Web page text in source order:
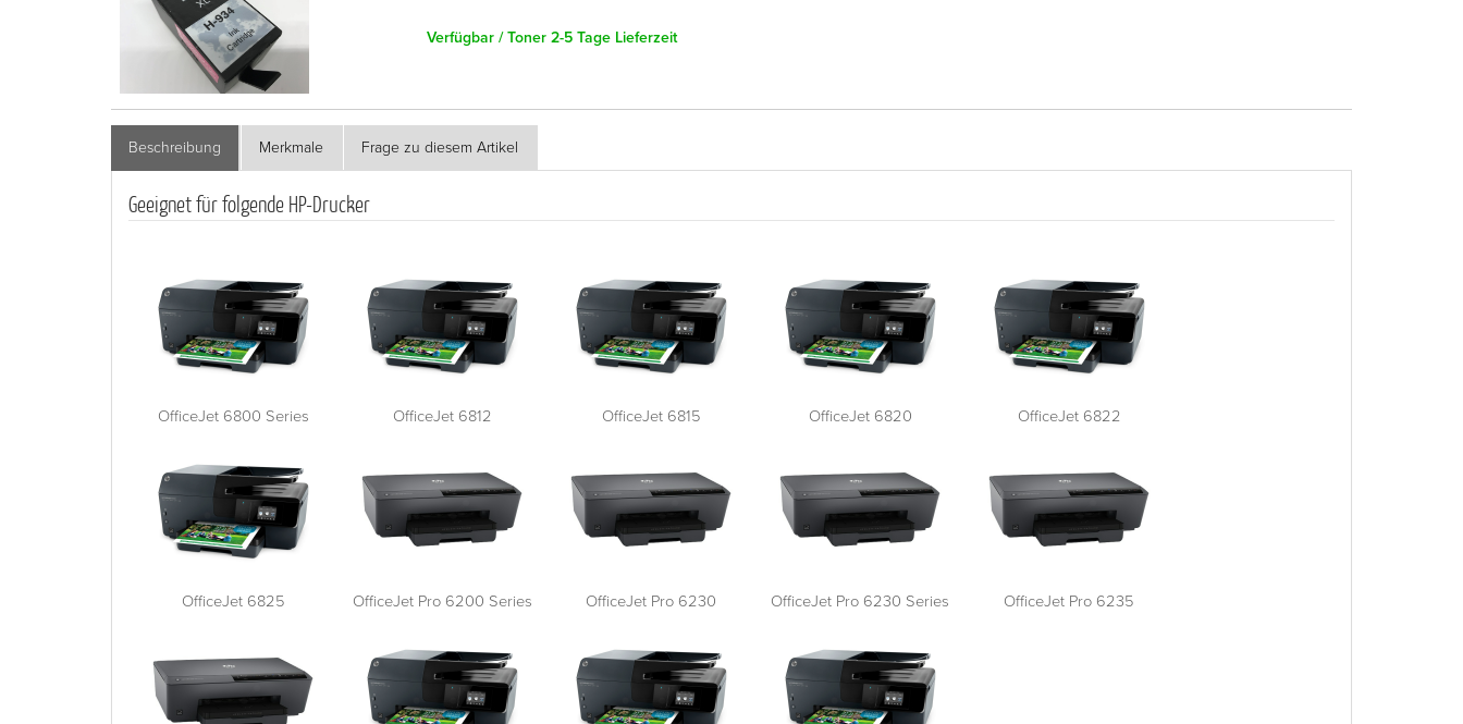
Verfügbar / Toner 2-5 Tage Lieferzeit
Beschreibung Merkmale Frage zu diesem Artikel
Geeignet für folgende HP-Drucker
OfficeJet 6800 Series OfficeJet 6812 OfficeJet 6815 OfficeJet 6820 OfficeJet 6822
OfficeJet 6825 OfficeJet Pro 6200 Series OfficeJet Pro 6230 OfficeJet Pro 6230 Series OfficeJet Pro 6235